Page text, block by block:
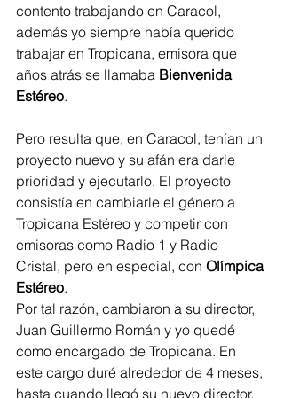
contento trabajando en Caracol,
además yo siempre había querido
trabajar en Tropicana, emisora que
años atrás se llamaba Bienvenida
Estéreo.
Pero resulta que, en Caracol, tenían un
proyecto nuevo y su afán era darle
prioridad y ejecutarlo. El proyecto
consistía en cambiarle el género a
Tropicana Estéreo y competir con
emisoras como Radio 1 y Radio
Cristal, pero en especial, con Olímpica
Estéreo.
Por tal razón, cambiaron a su director,
Juan Guillermo Román y yo quedé
como encargado de Tropicana. En
este cargo duré alrededor de 4 meses,
hasta cuando llegó su nuevo director,